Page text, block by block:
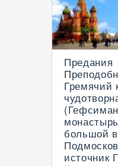
Предания
Гремячий
большой
источник